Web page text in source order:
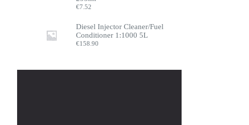
€7.52
Diesel Injector Cleaner/Fuel
Conditioner 1:1000 5L
€158.90